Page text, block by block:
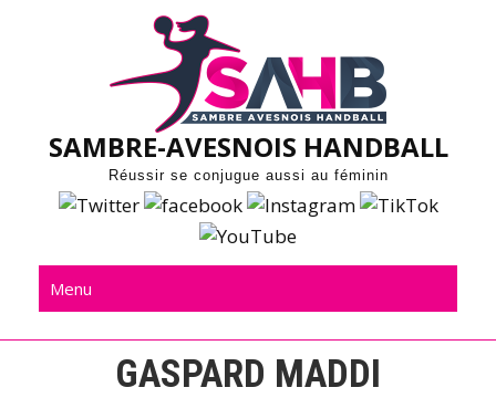
SAMBRE-AVESNOIS HANDBALL
Réussir se conjugue aussi au féminin
Menu
GASPARD MADDI